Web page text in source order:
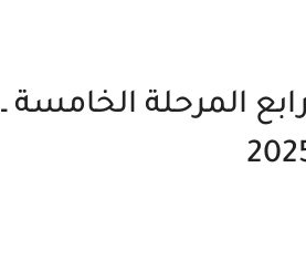
المرحلة الخامسة ـ